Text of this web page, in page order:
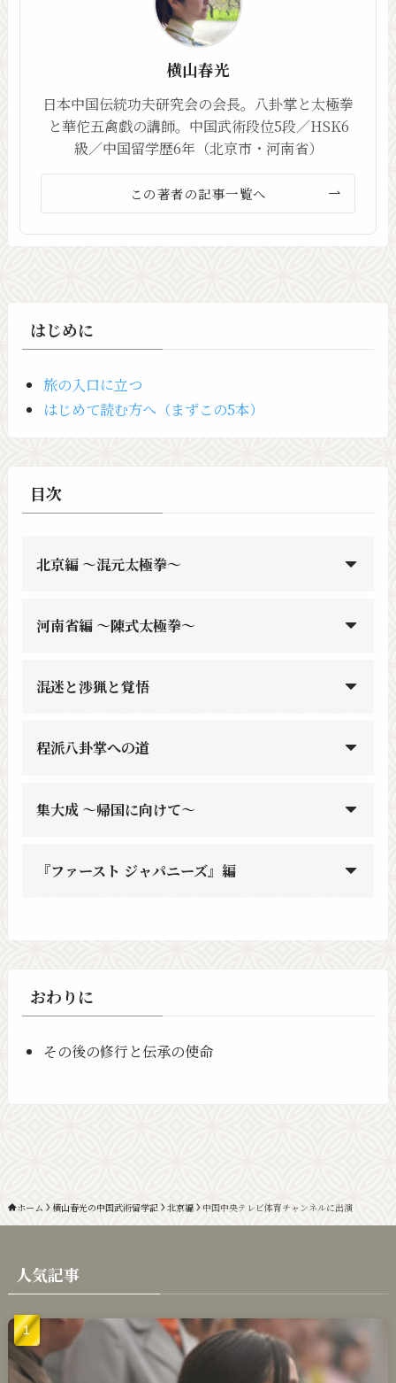
横山春光
日本中国伝統功夫研究会の会長。八卦掌と太極拳
と華佗五禽戯の講師。中国武術段位5段／HSK6
級／中国留学歴6年（北京市・河南省）
この著者の記事一覧へ
はじめに
旅の入口に立つ
はじめて読む方へ（まずこの5本）
目次
北京編 〜混元太極拳〜
河南省編 〜陳式太極拳〜
混迷と渉猟と覚悟
程派八卦掌への道
集大成 〜帰国に向けて〜
『ファースト ジャパニーズ』編
おわりに
その後の修行と伝承の使命
ホーム 横山春光の中国武術留学記 北京編 中国中央テレビ体育チャンネルに出演
人気記事